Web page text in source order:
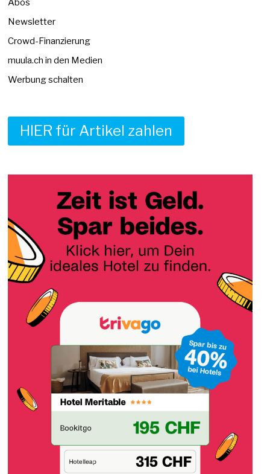
Abos
Newsletter
Crowd-Finanzierung
muula.ch in den Medien
Werbung schalten
HIER für Artikel zahlen